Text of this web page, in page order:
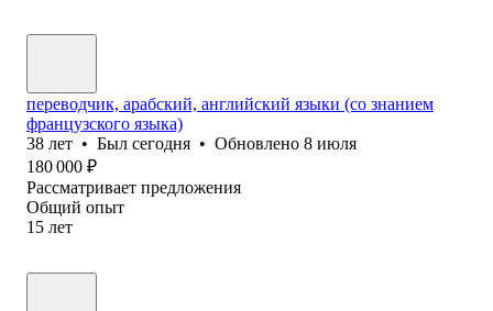
переводчик, арабский, английский языки (со знанием
французского языка)
38 лет • Был сегодня • Обновлено 8 июля
180 000 ₽
Рассматривает предложения
Общий опыт
15 лет